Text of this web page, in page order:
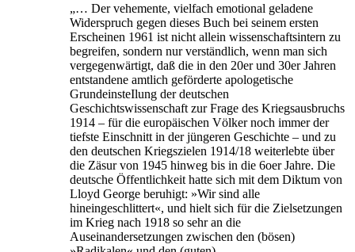
„… Der vehemente, vielfach emotional geladene
Widerspruch gegen dieses Buch bei seinem ersten
Erscheinen 1961 ist nicht allein wissenschaftsintern zu
begreifen, sondern nur verständlich, wenn man sich
vergegenwärtigt, daß die in den 20er und 30er Jahren
entstandene amtlich geförderte apologetische
GrundeinsteIlung der deutschen
Geschichtswissenschaft zur Frage des Kriegsausbruchs
1914 – für die europäischen Völker noch immer der
tiefste Einschnitt in der jüngeren Geschichte – und zu
den deutschen Kriegszielen 1914/18 weiterlebte über
die Zäsur von 1945 hinweg bis in die 6oer Jahre. Die
deutsche Öffentlichkeit hatte sich mit dem Diktum von
Lloyd George beruhigt: »Wir sind alle
hineingeschlittert«, und hielt sich für die Zielsetzungen
im Krieg nach 1918 so sehr an die
Auseinandersetzungen zwischen den (bösen)